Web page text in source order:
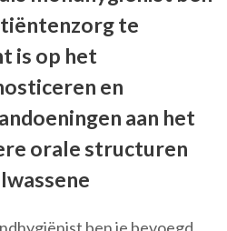
te
is op het
en
aan het
orale structuren